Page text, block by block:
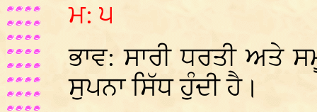
ਮ: ੫
ਭਾਵ: ਸਾਰੀ ਧਰਤੀ ਅਤੇ
ਸੁਪਨਾ ਸਿੱਧ ਹੁੰਦੀ ਹੈ।